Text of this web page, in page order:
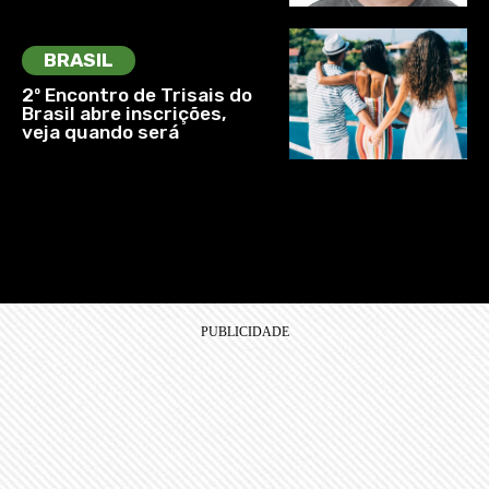
BRASIL
2º Encontro de Trisais do
Brasil abre inscrições,
veja quando será